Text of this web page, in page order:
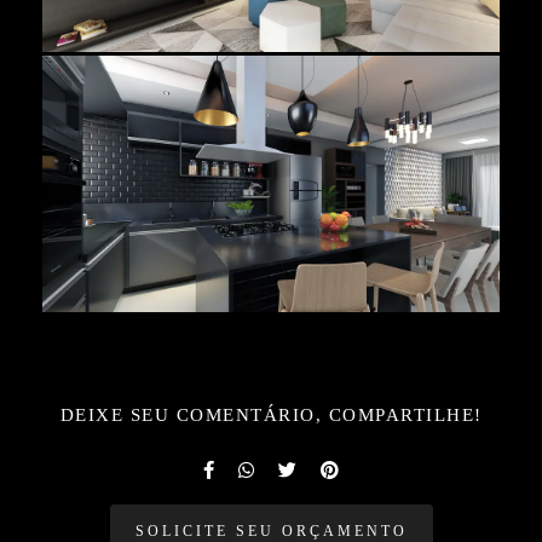
DEIXE SEU COMENTÁRIO, COMPARTILHE!
SOLICITE SEU ORÇAMENTO